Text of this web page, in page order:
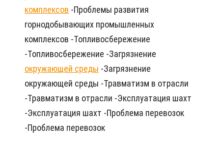
комплексов -Проблемы развития
горнодобывающих промышленных
комплексов -Топливосбережение
-Топливосбережение -Загрязнение
окружающей среды -Загрязнение
окружающей среды -Травматизм в отрасли
-Травматизм в отрасли -Эксплуатация шахт
-Эксплуатация шахт -Проблема перевозок
-Проблема перевозок